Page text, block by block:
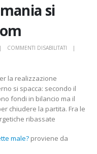
si
COMMENTI DISABILITATI
GERMANIA
SI
METTE
la realizzazione
si spacca: secondo il
fondi in bilancio ma il
chiudere la partita. Fra le
ribassate
male? proviene da